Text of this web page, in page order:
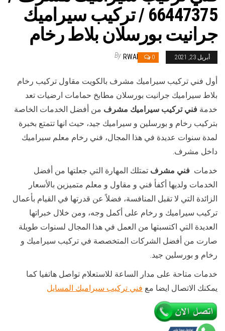
66447375 / تركيب سيراميك
جرانيت بورسلان بلاط رخام
أبريل 23, 2021 0
By RWAN
أول فني تركيب سيراميك مشرف بالكويت مقاول تركيب رخام
بلاط سيراميك جرانيت بورسلان مطابخ حمامات ارضيات تعد
خدمة فني تركيب سيراميك مشرف من أفضل الخدمات الخاصة
بتركيب رخام و بورسلين و سيراميك جيد، حيث انها تتمتع بخبرة
لمدة سنوات عديدة في هذا المجال، فني رخام معلم سيراميك
داخل مشرف.
خدمات فني مشرف تمتلك المهارة التي جعلتها من أفضل
الخدمات ولديها أكفأ فني و مقاول و معلم متميزين بالأسعار
الزائدة التي لا تقبل المنافسة، فضلاً عن قدرتها في القيام بأعمال
تركيب سيراميك و رخام على أكمل وجه، ومن خلال خبراتها
العديدة التي اكتسبتها من العمل في هذا المجال لسنوات طويلة
صارت من أفضل الشركات المتخصصة في تركيب سيراميك و
رخام و بورسلين جيد.
خدمات متاحة على مدار الساعة للاستعلام تواصل هاتفيا كما
يمكنك الاتصال ايضا مع فني تركيب سيراميك المسايل